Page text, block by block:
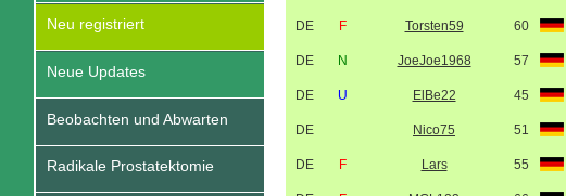
Neu registriert
Neue Updates
Beobachten und Abwarten
Radikale Prostatektomie
DE F Torsten59 60
DE N JoeJoe1968 57
DE U ElBe22 45
DE Nico75 51
DE F Lars 55